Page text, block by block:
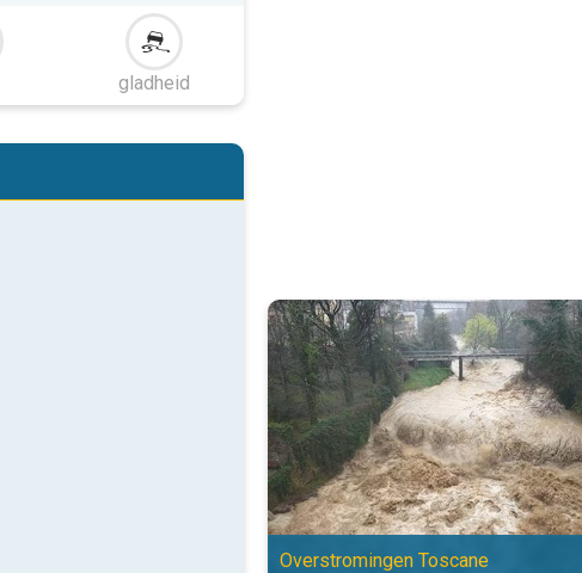
gladheid
Auto's vast in watermassa's.
Overstromingen Toscane